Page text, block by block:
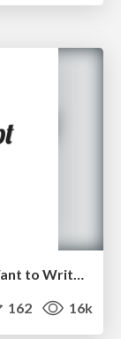
CoffeeScript is Beautiful & I Never Want to Write Plain JavaScript Again
162 16k